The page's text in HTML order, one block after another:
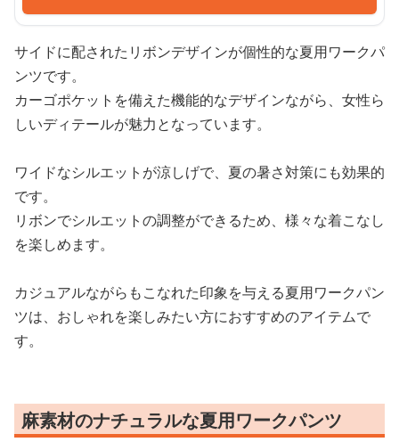
サイドに配されたリボンデザインが個性的な夏用ワークパ
ンツです。
カーゴポケットを備えた機能的なデザインながら、女性ら
しいディテールが魅力となっています。
ワイドなシルエットが涼しげで、夏の暑さ対策にも効果的
です。
リボンでシルエットの調整ができるため、様々な着こなし
を楽しめます。
カジュアルながらもこなれた印象を与える夏用ワークパン
ツは、おしゃれを楽しみたい方におすすめのアイテムで
す。
麻素材のナチュラルな夏用ワークパンツ